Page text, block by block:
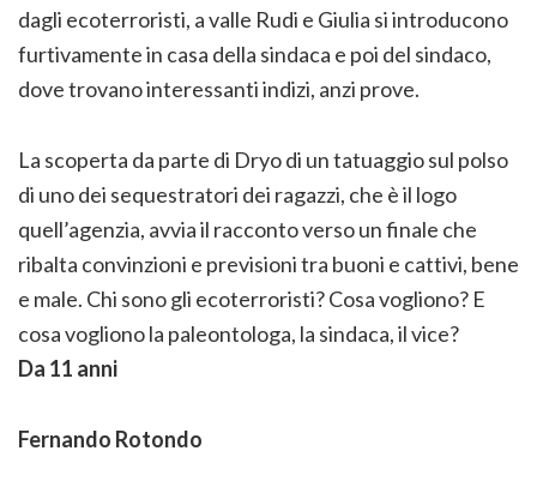
dagli ecoterroristi, a valle Rudi e Giulia si introducono
furtivamente in casa della sindaca e poi del sindaco,
dove trovano interessanti indizi, anzi prove.
La scoperta da parte di Dryo di un tatuaggio sul polso
di uno dei sequestratori dei ragazzi, che è il logo
quell’agenzia, avvia il racconto verso un finale che
ribalta convinzioni e previsioni tra buoni e cattivi, bene
e male. Chi sono gli ecoterroristi? Cosa vogliono? E
cosa vogliono la paleontologa, la sindaca, il vice?
Da 11 anni
Fernando Rotondo